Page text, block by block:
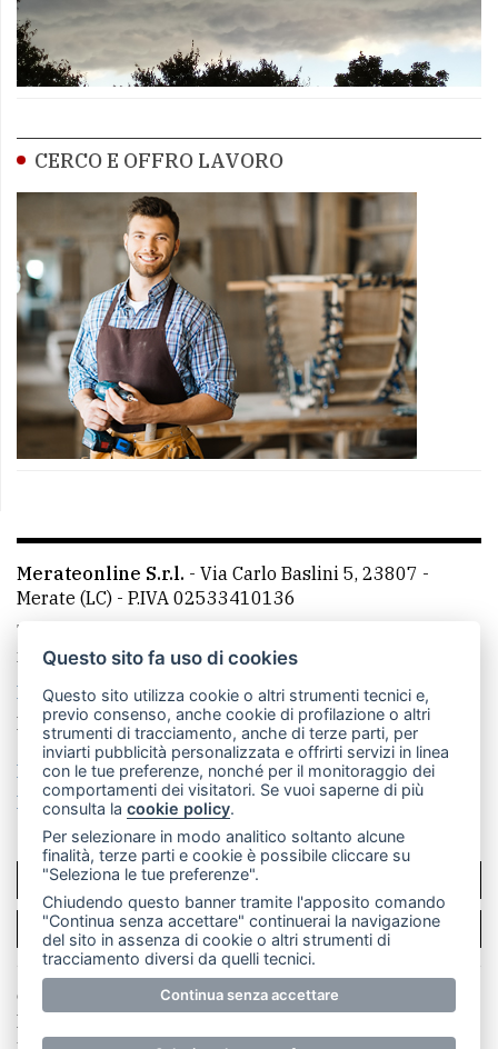
CERCO E OFFRO LAVORO
Merateonline S.r.l. - Via Carlo Baslini 5, 23807 -
Merate (LC) - P.IVA 02533410136
Telefono:
mail: redazione@merateonline.it
La redazione
CasateOnline LeccoOnline
RSS
Made by VIP
Privacy policy
Cookie policy
Rivedi le tue scelte sui cookie
SCRIVICI
PER LA TUA PUBBLICITÀ
© Copyright Merateonline S.r.l. - Tutti i diritti riservati.
E' proibita la riproduzione e pubblicazione anche
Questo sito fa uso di cookies
Questo sito utilizza cookie o altri strumenti tecnici e,
previo consenso, anche cookie di profilazione o altri
strumenti di tracciamento, anche di terze parti, per
inviarti pubblicità personalizzata e offrirti servizi in linea
con le tue preferenze, nonché per il monitoraggio dei
comportamenti dei visitatori. Se vuoi saperne di più
consulta lacookie policy.
Per selezionare in modo analitico soltanto alcune
finalità, terze parti e cookie è possibile cliccare su
"Seleziona le tue preferenze".
Chiudendo questo banner tramite l'apposito comando
"Continua senza accettare" continuerai la navigazione
del sito in assenza di cookie o altri strumenti di
tracciamento diversi da quelli tecnici.
Continua senza accettare